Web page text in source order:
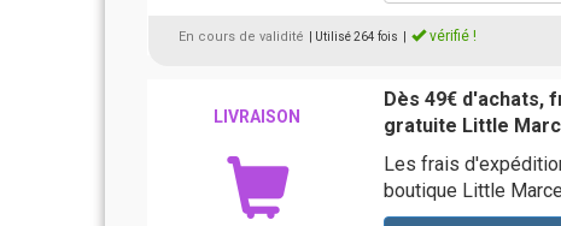
En cours de validité | Utilisé 264 fois vérifié !
LIVRAISON
Dès 49€ d'achats,
gratuite Little
Les frais
boutique Little